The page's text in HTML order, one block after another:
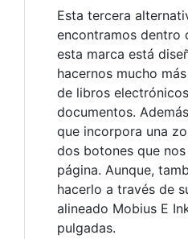
Esta tercera
encontramos dentro
esta marca está
hacernos mucho
de libros
documentos.
que incorpora una
dos botones que
página. Aunque,
hacerlo a través de
alineado Mobius E
pulgadas.